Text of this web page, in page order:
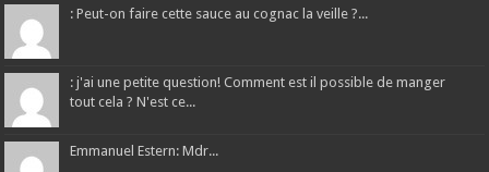
: Peut-on faire cette sauce au cognac la veille ?...
: j'ai une petite question! Comment est il possible de manger
tout cela ? N'est ce...
Emmanuel Estern: Mdr...